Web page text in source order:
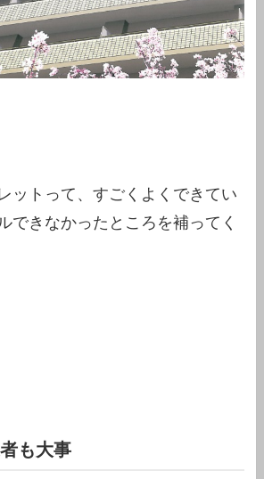
ットって、すごくよくできてい
できなかったところを補ってく
も大事